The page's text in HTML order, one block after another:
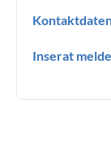
Inserat